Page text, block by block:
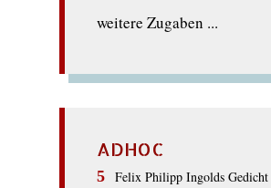
weitere Zugaben ...
ADHOC
Felix Philipp Ingolds Gedicht